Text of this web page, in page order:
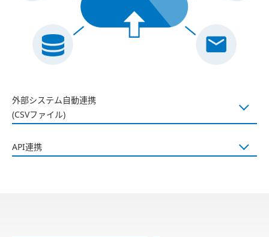
外部システム自動連携
(CSVファイル)
API連携